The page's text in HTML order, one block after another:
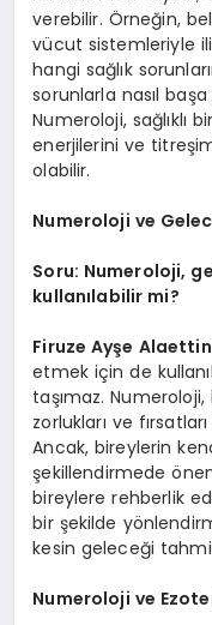
verebilir. Örneğin,
vücut sistemleriyle
hangi sağlık
sorunlarla nasıl
Numeroloji, sağlıklı
enerjilerini ve
olabilir.
Numeroloji ve
Soru: Numeroloji,
kullanılabilir mi?
Firuze Ayşe
etmek için de
taşımaz.
zorlukları ve
Ancak, bireylerin
şekillendirmede
bireylere rehberlik
bir şekilde
kesin geleceği
Numeroloji ve